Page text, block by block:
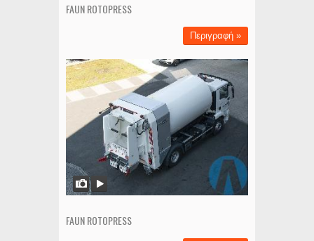
FAUN ROTOPRESS
Περιγραφή »
FAUN ROTOPRESS